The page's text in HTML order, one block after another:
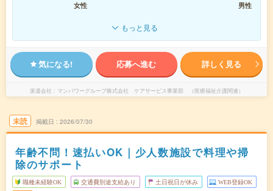
女性
男性
もっと見る
気になる! 応募へ進む 詳しく見る
派遣会社 マンパワーグループ株式会社 ケアサービス事業部 （医療福祉介護関連）
未読 掲載日 2026/07/30
年齢不問！速払いOK｜少人数施設で料理や掃
除のサポート
職種未経験OK 交通費別途支給あり 土日祝日が休み WEB登録OK